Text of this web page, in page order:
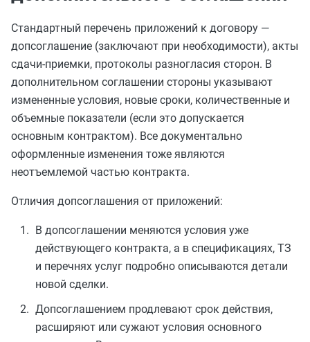
Стандартный перечень приложений к договору —
допсоглашение (заключают при необходимости), акты
сдачи-приемки, протоколы разногласия сторон. В
дополнительном соглашении стороны указывают
измененные условия, новые сроки, количественные и
объемные показатели (если это допускается
основным контрактом). Все документально
оформленные изменения тоже являются
неотъемлемой частью контракта.
Отличия допсоглашения от приложений:
В допсоглашении меняются условия уже
действующего контракта, а в спецификациях, ТЗ
и перечнях услуг подробно описываются детали
новой сделки.
Допсоглашением продлевают срок действия,
расширяют или сужают условия основного